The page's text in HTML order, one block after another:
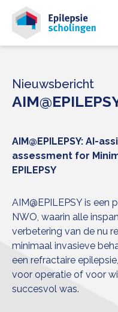
Nieuwsbericht
AIM@EPILEPSY: AI-
assessment for
EPILEPSY
AIM@EPILEPSY is
NWO, waarin alle
verbetering van de nu
minimaal invasieve
een refractaire
voor operatie of voor
succesvol was.